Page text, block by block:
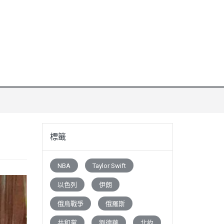
標籤
NBA Taylor Swift
以色列 伊朗
俄烏戰爭 俄羅斯